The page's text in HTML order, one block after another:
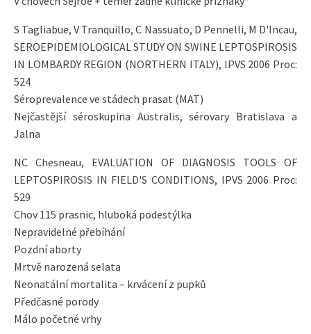
S Tagliabue, V Tranquillo, C Nassuato, D Pennelli, M D'Incau,
SEROEPIDEMIOLOGICAL STUDY ON SWINE LEPTOSPIROSIS
IN LOMBARDY REGION (NORTHERN ITALY), IPVS 2006 Proc:
524
Séroprevalence ve stádech prasat (MAT)
Nejčastější séroskupina Australis, sérovary Bratislava a
Jalna
NC Chesneau, EVALUATION OF DIAGNOSIS TOOLS OF
LEPTOSPIROSIS IN FIELD'S CONDITIONS, IPVS 2006 Proc:
529
Chov 115 prasnic, hluboká podestýlka
Nepravidelné přebíhání
Pozdní aborty
Mrtvě narozená selata
Neonatální mortalita – krvácení z pupků
Předčasné porody
Málo početné vrhy